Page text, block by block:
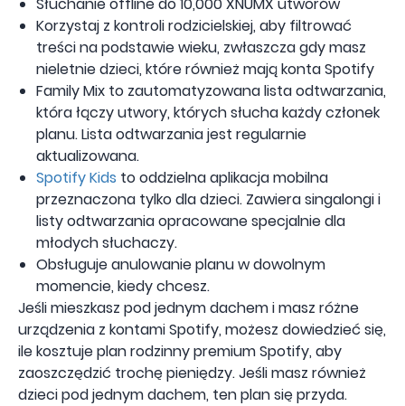
Korzystaj z kontroli rodzicielskiej, aby filtrować
treści na podstawie wieku, zwłaszcza gdy masz
nieletnie dzieci, które również mają konta Spotify
Family Mix to zautomatyzowana lista odtwarzania,
która łączy utwory, których słucha każdy członek
planu. Lista odtwarzania jest regularnie
aktualizowana.
Spotify Kids to oddzielna aplikacja mobilna
przeznaczona tylko dla dzieci. Zawiera singalongi i
listy odtwarzania opracowane specjalnie dla
młodych słuchaczy.
Obsługuje anulowanie planu w dowolnym
momencie, kiedy chcesz.
Jeśli mieszkasz pod jednym dachem i masz różne
urządzenia z kontami Spotify, możesz dowiedzieć się,
ile kosztuje plan rodzinny premium Spotify, aby
zaoszczędzić trochę pieniędzy. Jeśli masz również
dzieci pod jednym dachem, ten plan się przyda.